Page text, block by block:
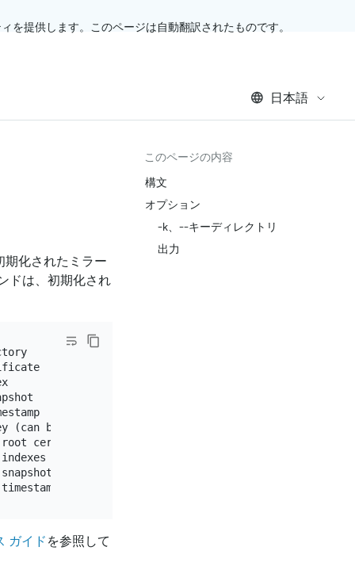
提供します。このページは自動翻訳されたものです。
日本語
期化されたミラー
ドは、初期化され
be moved to other locations)
certificate
ガイド を参照して
このページの内容
構文
オプション
-k、--キーディレクトリ
出力